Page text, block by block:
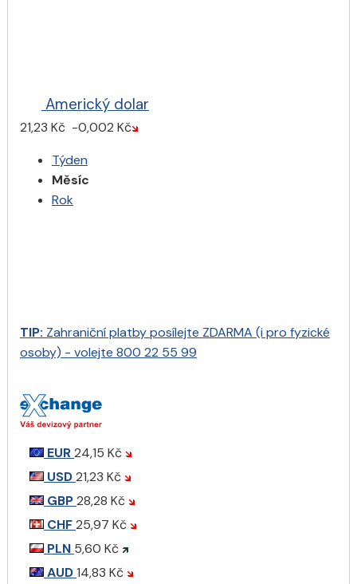
Americký dolar
21,23 Kč -0,002 Kč
Týden
Měsíc
Rok
TIP: Zahraniční platbyposílejte ZDARMA (i pro fyzické
osoby) - volejte 800 22 55 99
EUR24,15 Kč
USD21,23 Kč
GBP28,28 Kč
CHF25,97 Kč
PLN 5,60 Kč
AUD14,83 Kč